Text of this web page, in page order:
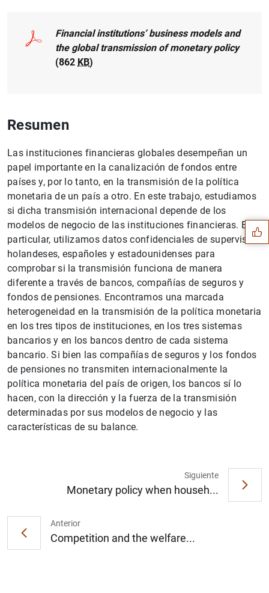
Financial institutions’ business models and
the global transmission of monetary policy
(862 KB)
Resumen
Las instituciones financieras globales desempeñan un
papel importante en la canalización de fondos entre
países y, por lo tanto, en la transmisión de la política
monetaria de un país a otro. En este trabajo, estudiamos
si dicha transmisión internacional depende de los
modelos de negocio de las instituciones financieras. En
particular, utilizamos datos confidenciales de supervisión
holandeses, españoles y estadounidenses para
comprobar si la transmisión funciona de manera
diferente a través de bancos, compañías de seguros y
fondos de pensiones. Encontramos una marcada
heterogeneidad en la transmisión de la política monetaria
en los tres tipos de instituciones, en los tres sistemas
bancarios y en los bancos dentro de cada sistema
bancario. Si bien las compañías de seguros y los fondos
de pensiones no transmiten internacionalmente la
política monetaria del país de origen, los bancos sí lo
hacen, con la dirección y la fuerza de la transmisión
determinadas por sus modelos de negocio y las
características de su balance.
Anterior
Competition and the welfare...
Siguiente
Monetary policy when househ...
Sugerencias
1